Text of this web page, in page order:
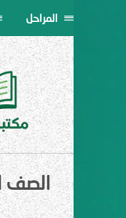
المراحل
الصف